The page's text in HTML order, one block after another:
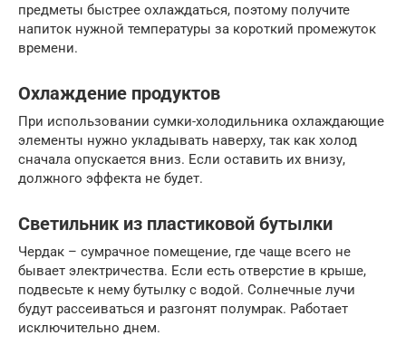
предметы быстрее охлаждаться, поэтому получите
напиток нужной температуры за короткий промежуток
времени.
Охлаждение продуктов
При использовании сумки-холодильника охлаждающие
элементы нужно укладывать наверху, так как холод
сначала опускается вниз. Если оставить их внизу,
должного эффекта не будет.
Светильник из пластиковой бутылки
Чердак – сумрачное помещение, где чаще всего не
бывает электричества. Если есть отверстие в крыше,
подвесьте к нему бутылку с водой. Солнечные лучи
будут рассеиваться и разгонят полумрак. Работает
исключительно днем.